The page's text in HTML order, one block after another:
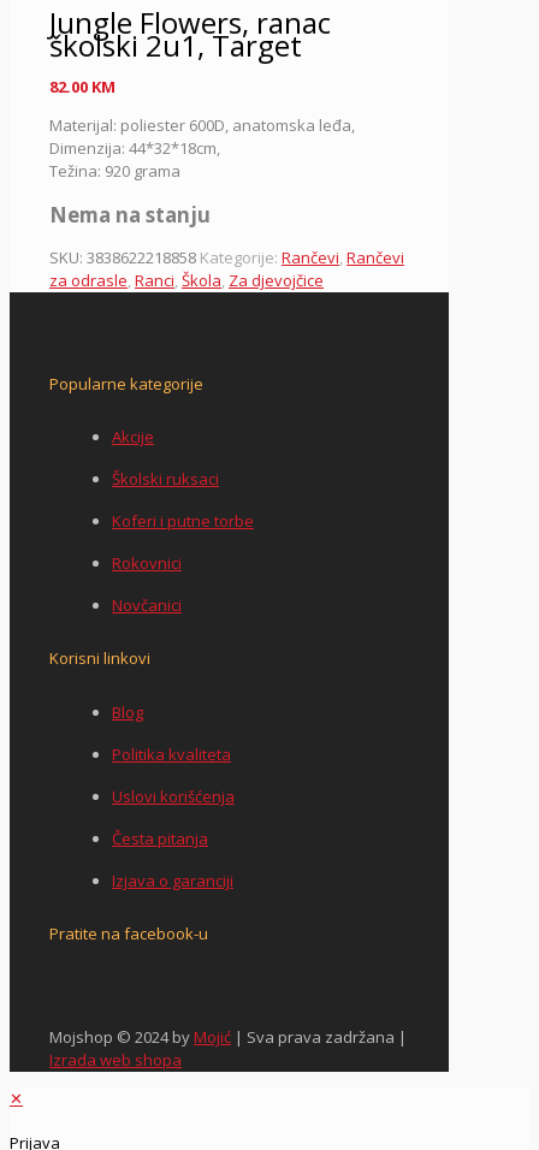
Jungle Flowers, ranac
školski 2u1, Target
82.00 KM
Materijal: poliester 600D, anatomska leđa,
Dimenzija: 44*32*18cm,
Težina: 920 grama
Nema na stanju
SKU: 3838622218858 Kategorije: Rančevi,Rančevi
za odrasle,Ranci,Škola, Za djevojčice
Popularne kategorije
Akcije
Školski ruksaci
Koferi i putne torbe
Rokovnici
Novčanici
Korisni linkovi
Blog
Politika kvaliteta
Uslovi korišćenja
Česta pitanja
Izjava o garanciji
Pratite na facebook-u
Mojshop © 2024 byMojić | Sva prava zadržana |
Izrada web shopa
✕
Prijava